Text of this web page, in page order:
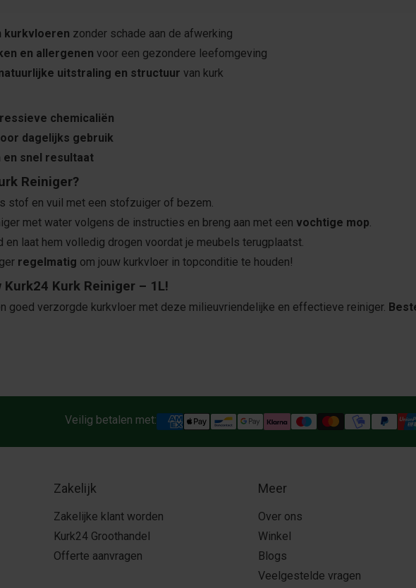
kurkvloeren zonder schade aan de afwerking
en allergenen voor een gezondere leefomgeving
uitstraling en structuur van kurk
chemicaliën
dagelijks gebruik
en snel resultaat
Reiniger?
stof en vuil met een stofzuiger of bezem.
met water volgens de instructies en breng aan met een vochtige mop.
en laat hem volledig drogen voordat je meubels terugplaatst.
regelmatig om jouw kurkvloer in topconditie te houden!
Kurk Reiniger – 1L!
goed verzorgde kurkvloer met deze milieuvriendelijke en effectieve reiniger.
Veilig betalen met:
Zakelijk
Zakelijke klant worden
Kurk24 Groothandel
Offerte aanvragen
Meer
Over ons
Winkel
Blogs
Veelgestelde vragen